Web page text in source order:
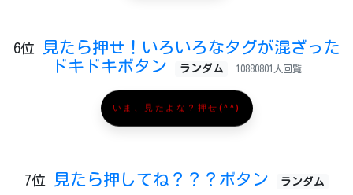
6位
見たら押せ！いろいろなタグが混ざった
ドキドキボタン
ランダム 10880801人回覧
いま、見たよな？押せ(^^)
7位 見たら押してね？？？ボタン ランダム